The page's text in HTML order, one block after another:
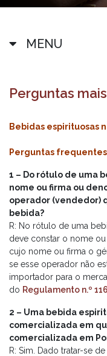
MENU
Perguntas
Bebidas espirituosas
Perguntas frequentes
1 – Do rótulo de uma
nome ou firma ou
operador (vendedor)
bebida?
R: No rótulo de uma
deve constar o nome
cujo nome ou firma o
se esse operador não
importador para o
do Regulamento n.º
2 – Uma bebida
comercializada em
comercializada em
R: Sim. Dado tratar-se